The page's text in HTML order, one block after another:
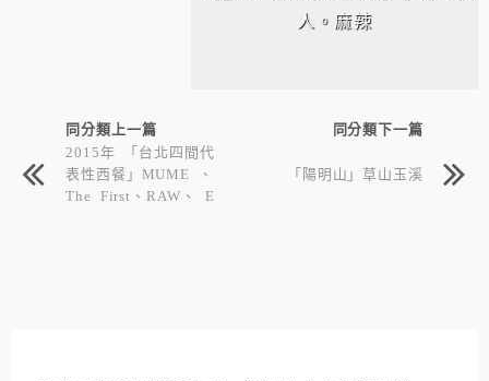
人。麻辣
同分類上一篇
2015年 「台北四間代
表性西餐」MUME 、
The First、RAW、 E
同分類下一篇
「陽明山」草山玉溪